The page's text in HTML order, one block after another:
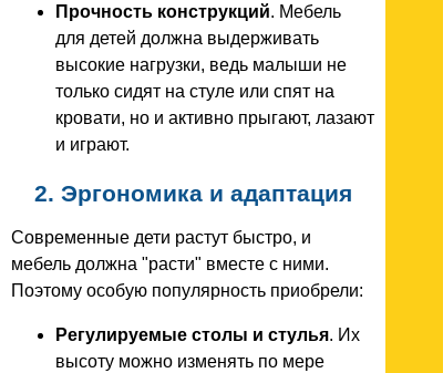
Прочность конструкций. Мебель
для детей должна выдерживать
высокие нагрузки, ведь малыши не
только сидят на стуле или спят на
кровати, но и активно прыгают, лазают
и играют.
2. Эргономика и адаптация
Современные дети растут быстро, и
мебель должна "расти" вместе с ними.
Поэтому особую популярность приобрели:
Регулируемые столы и стулья. Их
высоту можно изменять по мере